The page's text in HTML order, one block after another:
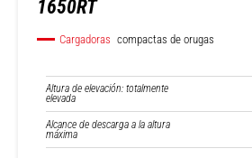
1650RT
Cargadoras compactas de orugas
Altura de elevación: totalmente
elevada
Alcance de descarga a la altura
máxima